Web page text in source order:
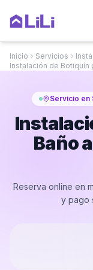
Inicio Servicios
Instalación de Botiquín
Servicio en
Baño
Reserva online en
y pago